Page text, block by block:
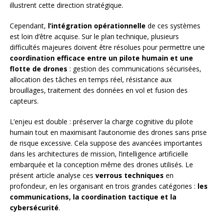
illustrent cette direction stratégique.
Cependant, l’intégration opérationnelle de ces systèmes
est loin d’être acquise. Sur le plan technique, plusieurs
difficultés majeures doivent être résolues pour permettre une
coordination efficace entre un pilote humain et une
flotte de drones : gestion des communications sécurisées,
allocation des tâches en temps réel, résistance aux
brouillages, traitement des données en vol et fusion des
capteurs.
L’enjeu est double : préserver la charge cognitive du pilote
humain tout en maximisant l’autonomie des drones sans prise
de risque excessive. Cela suppose des avancées importantes
dans les architectures de mission, l’intelligence artificielle
embarquée et la conception même des drones utilisés. Le
présent article analyse ces verrous techniques en
profondeur, en les organisant en trois grandes catégories : les
communications, la coordination tactique et la
cybersécurité.